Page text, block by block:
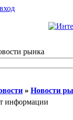
рынка
» Новости
информации